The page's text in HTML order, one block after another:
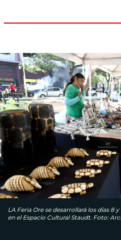
LA Feria Ore se desarrollará los días 8
en el Espacio Cultural Staudt. Foto: